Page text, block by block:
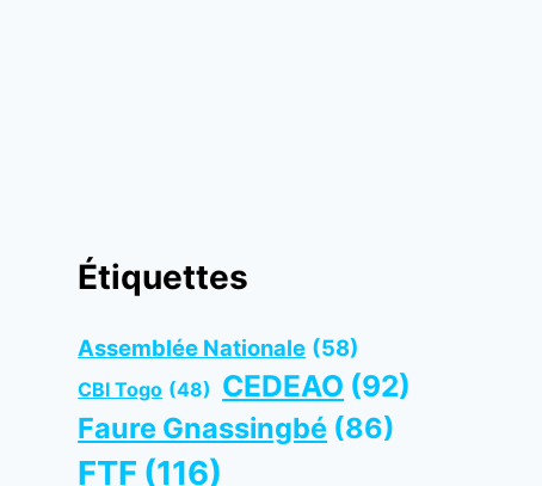
Étiquettes
Assemblée Nationale (58)
CBI Togo (48) CEDEAO (92)
Faure Gnassingbé (86)
FTF (116)